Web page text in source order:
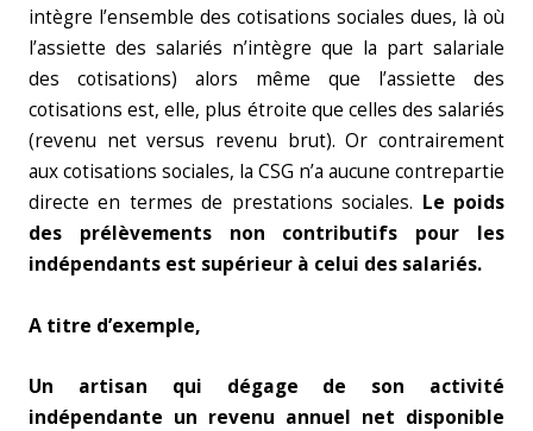
intègre l’ensemble des cotisations sociales dues, là où
l’assiette des salariés n’intègre que la part salariale
des cotisations) alors même que l’assiette des
cotisations est, elle, plus étroite que celles des salariés
(revenu net versus revenu brut). Or contrairement
aux cotisations sociales, la CSG n’a aucune contrepartie
directe en termes de prestations sociales. Le poids
des prélèvements non contributifs pour les
indépendants est supérieur à celui des salariés.
A titre d’exemple,
Un artisan qui dégage de son activité
indépendante un revenu annuel net disponible